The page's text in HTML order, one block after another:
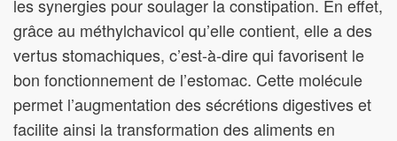
les synergies pour soulager la constipation. En effet,
grâce au méthylchavicol qu’elle contient, elle a des
vertus stomachiques, c’est-à-dire qui favorisent le
bon fonctionnement de l’estomac. Cette molécule
permet l’augmentation des sécrétions digestives et
facilite ainsi la transformation des aliments en